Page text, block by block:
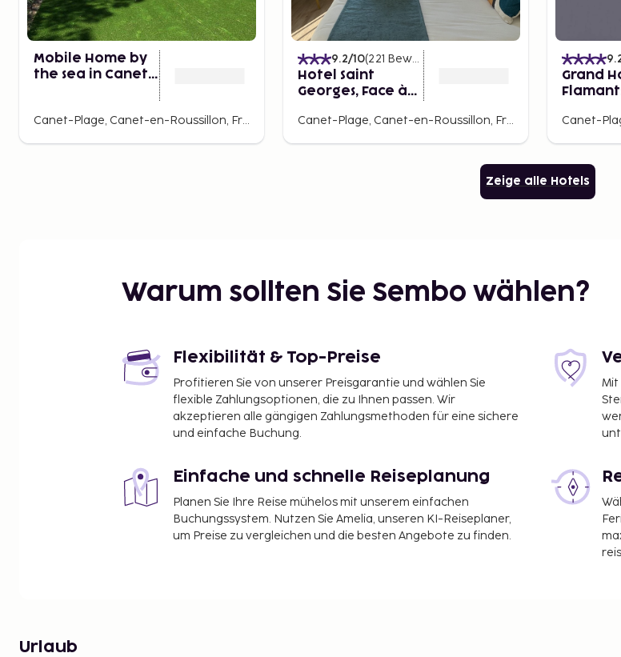
Mobile Home by
the sea in Canet-
Canet-Plage, Canet-en-Roussillon, Frankreich
9.2/10(221 Bewertungen
Hotel Saint
Georges, Face à
Canet-Plage, Canet-en-Roussillon, Frankreich
Grand
Zeige alle Hotels
Warum sollten Sie Sembo wählen?
Flexibilität & Top-Preise
Profitieren Sie von unserer Preisgarantie und wählen Sie
flexible Zahlungsoptionen, die zu Ihnen passen. Wir
akzeptieren alle gängigen Zahlungsmethoden für eine sichere
und einfache Buchung.
Mit
Einfache und schnelle Reiseplanung
Planen Sie Ihre Reise mühelos mit unserem einfachen
Buchungssystem. Nutzen Sie Amelia, unseren KI-Reiseplaner,
um Preise zu vergleichen und die besten Angebote zu finden.
Urlaub